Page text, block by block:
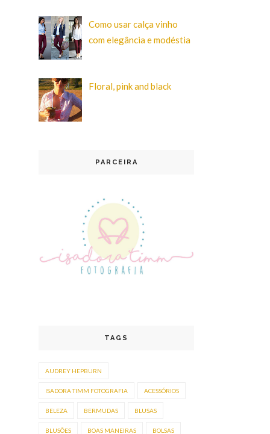
Como usar calça vinho
com elegância e modéstia
Floral, pink and black
PARCEIRA
TAGS
AUDREY HEPBURN
ISADORA TIMM FOTOGRAFIA ACESSÓRIOS
BELEZA BERMUDAS BLUSAS
BLUSÕES BOAS MANEIRAS BOLSAS